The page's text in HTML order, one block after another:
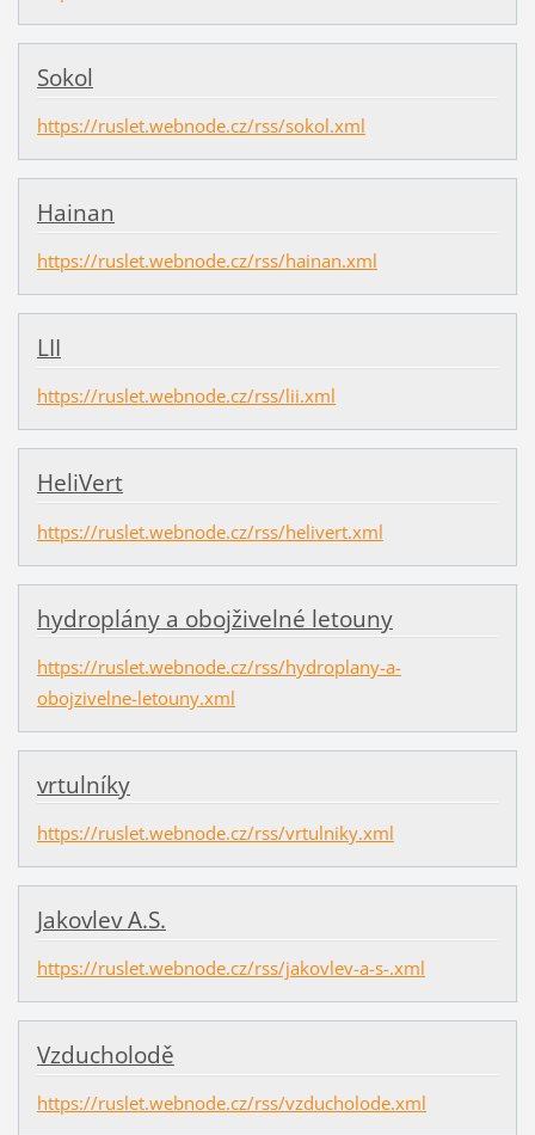
Sokol
https://ruslet.webnode.cz/rss/sokol.xml
Hainan
https://ruslet.webnode.cz/rss/hainan.xml
LII
https://ruslet.webnode.cz/rss/lii.xml
HeliVert
https://ruslet.webnode.cz/rss/helivert.xml
hydroplány a obojživelné letouny
https://ruslet.webnode.cz/rss/hydroplany-a-
obojzivelne-letouny.xml
vrtulníky
https://ruslet.webnode.cz/rss/vrtulniky.xml
Jakovlev A.S.
https://ruslet.webnode.cz/rss/jakovlev-a-s-.xml
Vzducholodě
https://ruslet.webnode.cz/rss/vzducholode.xml